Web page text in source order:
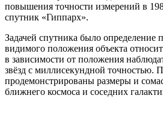
повышения точности измерений в
спутник «Гиппарх».
Задачей спутника было определение
видимого положения объекта
в зависимости от положения
звёзд с миллисекундной
продемонстрированы размеры и
ближнего космоса и соседних